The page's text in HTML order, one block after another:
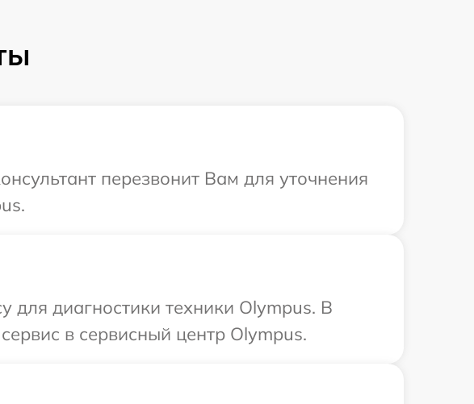
перезвонит Вам для уточнения
диагностики техники Olympus. В
в сервисный центр Olympus.